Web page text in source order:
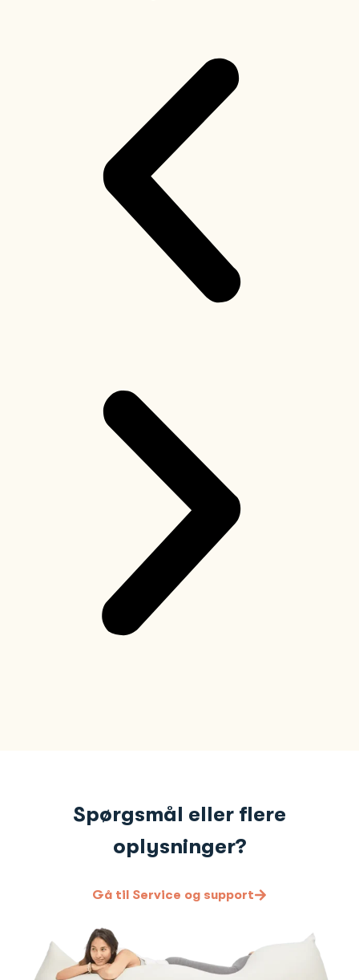
Spørgsmål eller flere
oplysninger?
Gå til Service og support